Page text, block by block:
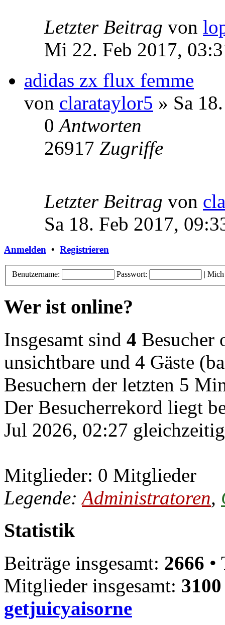
Letzter Beitrag von
Mi 22. Feb 2017,
adidas zx flux femme
von clarataylor5 » Sa
0 Antworten
26917 Zugriffe
Letzter Beitrag von
Sa 18. Feb 2017,
Anmelden • Registrieren
Benutzername: Passwort: | Mich
Wer ist online?
Insgesamt sind 4 Besucher
unsichtbare und 4 Gäste
Besuchern der letzten 5
Der Besucherrekord liegt
Jul 2026, 02:27
Mitglieder: 0 Mitglieder
Legende:Administratoren,
Statistik
Beiträge insgesamt: 2666 •
Mitglieder insgesamt: 3100
getjuicyaisorne